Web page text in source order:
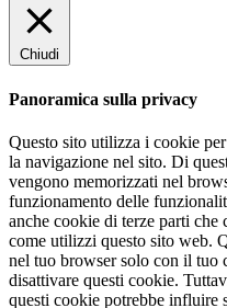
Chiudi
Panoramica sulla privacy
Questo sito utilizza i cookie
la navigazione nel sito. Di
vengono memorizzati nel
funzionamento delle
anche cookie di terze parti che
come utilizzi questo sito web.
nel tuo browser solo con il tuo
disattivare questi cookie.
questi cookie potrebbe influire